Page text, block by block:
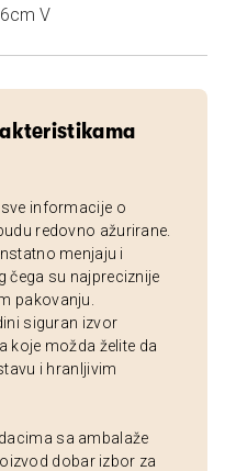
V
informacije o
redovno ažurirane.
menjaju i
čega su najpreciznije
pakovanju.
siguran izvor
koje možda želite da
i hranljivim
sa ambalaže
dobar izbor za